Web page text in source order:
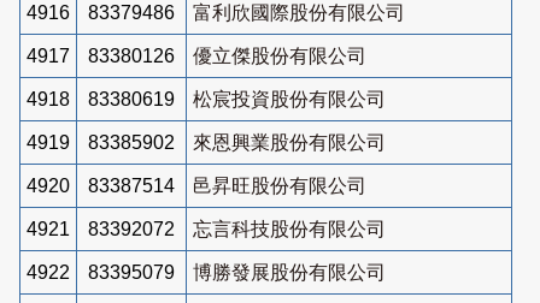
4916 83379486 富利欣國際股份有限公司
4917 83380126 優立傑股份有限公司
4918 83380619 松宸投資股份有限公司
4919 83385902 來恩興業股份有限公司
4920 83387514 邑昇旺股份有限公司
4921 83392072 忘言科技股份有限公司
4922 83395079 博勝發展股份有限公司